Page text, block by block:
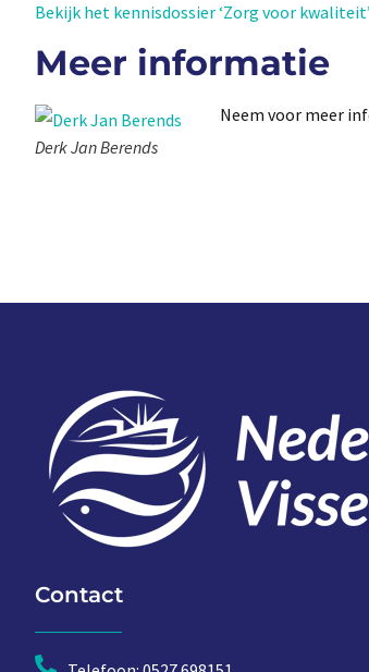
Bekijk het kennisdossier ‘Zorg voor
Meer informatie
Derk Jan Berends
Neem voor meer
Contact